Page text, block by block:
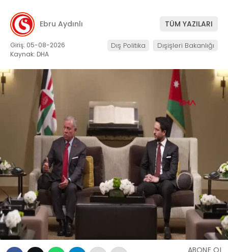
Ebru Aydınlı TÜM YAZILARI
Giriş: 05-08-2026
Kaynak: DHA
Dış Politika Dışişleri Bakanlığı